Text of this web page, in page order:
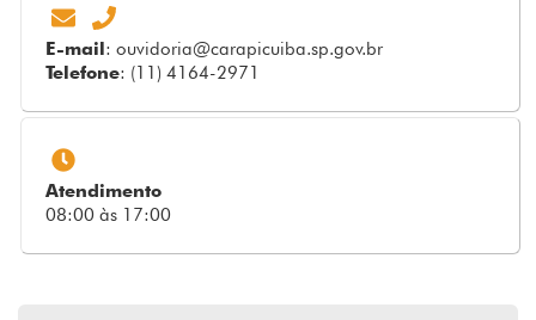
E-mail: ouvidoria@carapicuiba.sp.gov.br
Telefone: (11) 4164-2971
Atendimento
08:00 às 17:00